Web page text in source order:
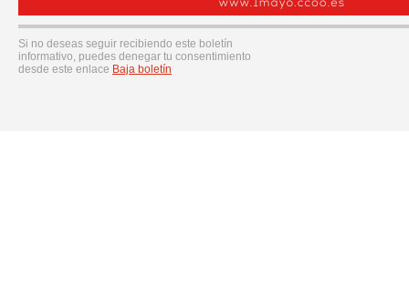
Si no deseas seguir recibiendo este boletín
informativo, puedes denegar tu consentimiento
desde este enlace Baja boletín